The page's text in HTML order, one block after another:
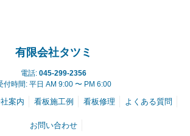
有限会社タツミ
電話: 045-299-2356
付時間: 平日 AM 9:00 〜 PM 6:00
案内 看板施工例 看板修理 よくある質問
お問い合わせ